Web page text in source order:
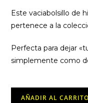
Este vaciabolsillo de
pertenece a la
Perfecta para dejar
simplemente como
Vaciabolsillos
AÑADIR AL CARRITO